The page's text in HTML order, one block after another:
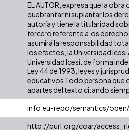
EL AUTOR, expresa que la obra
quebrantar ni suplantar los
autoría y tiene la titularidad
tercero referente a los derechos
asumirá la responsabilidad
los efectos, la Universidad Icesi
Universidad Icesi, de forma
Ley 44 de 1993, leyes y
educativos Todo persona que
apartes del texto citando
info:eu-repo/semantics/
http://purl.org/coar/